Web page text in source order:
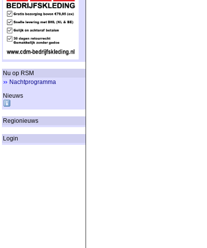
Nu op RSM
Nachtprogramma
Nieuws
Regionieuws
Login